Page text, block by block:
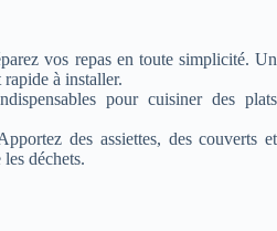
vos repas en toute simplicité. Un
rapide à installer.
pour cuisiner des plats
des assiettes, des couverts et
déchets.